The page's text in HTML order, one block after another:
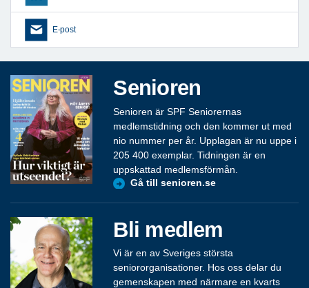
E-post
Senioren
Senioren är SPF Seniorernas
medlemstidning och den kommer ut med
nio nummer per år. Upplagan är nu uppe i
205 400 exemplar. Tidningen är en
uppskattad medlemsförmån.
Gå till senioren.se
Bli medlem
Vi är en av Sveriges största
seniororganisationer. Hos oss delar du
gemenskapen med närmare en kvarts